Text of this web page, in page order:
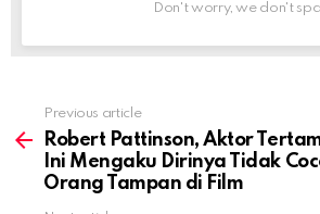
Don't worry, we don't
more
Previous article
Robert Pattinson, Aktor
Ini Mengaku Dirinya Tidak
Orang Tampan di Film